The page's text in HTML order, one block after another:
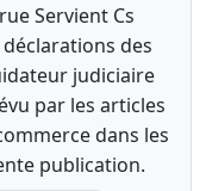
Servient Cs
déclarations des
judiciaire
par les articles
dans les
publication.